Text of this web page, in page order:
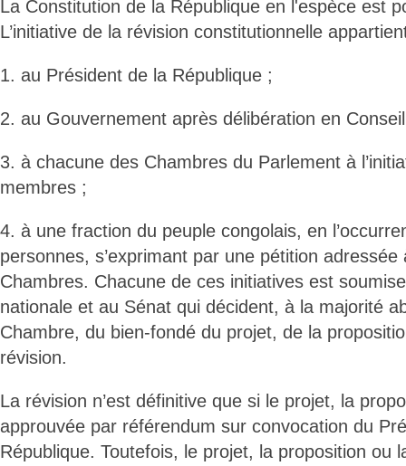
La Constitution de la République en l'espèce est
L’initiative de la révision constitutionnelle
1. au Président de la République ;
2. au Gouvernement après délibération en
3. à chacune des Chambres du Parlement à
membres ;
4. à une fraction du peuple congolais, en
personnes, s’exprimant par une pétition adressée
Chambres. Chacune de ces initiatives est
nationale et au Sénat qui décident, à la majorité
Chambre, du bien-fondé du projet, de la
révision.
La révision n’est définitive que si le projet, la
approuvée par référendum sur convocation du
République. Toutefois, le projet, la proposition ou